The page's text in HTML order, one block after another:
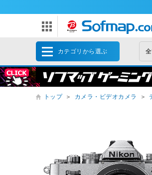
カテゴリから選ぶ
トップ ＞ カメラ・ビデオカメラ ＞